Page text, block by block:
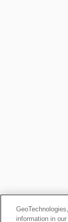
information in